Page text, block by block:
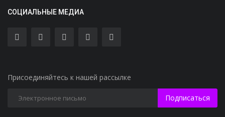
СОЦИАЛЬНЫЕ МЕДИА
Присоединяйтесь к нашей рассылке
Подписаться